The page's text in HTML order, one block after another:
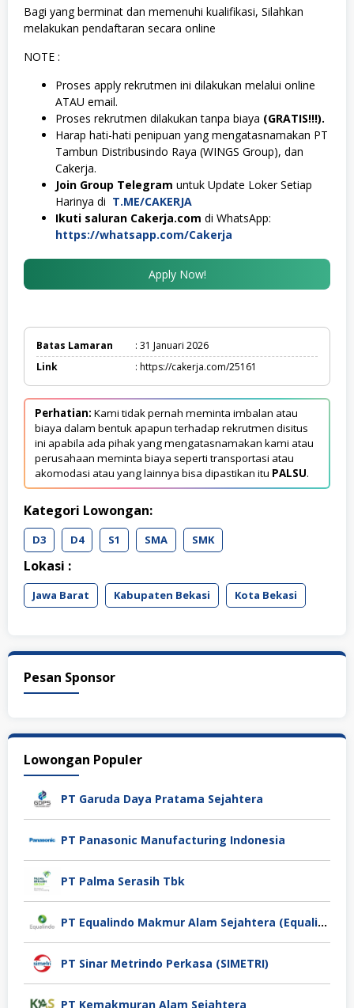
Bagi yang berminat dan memenuhi kualifikasi, Silahkan
melakukan pendaftaran secara online
NOTE :
Proses apply rekrutmen ini dilakukan melalui online
ATAU email.
Proses rekrutmen dilakukan tanpa biaya (GRATIS!!!).
Harap hati-hati penipuan yang mengatasnamakan PT
Tambun Distribusindo Raya (WINGS Group), dan
Cakerja.
Join Group Telegram untuk Update Loker Setiap
Harinya di T.ME/CAKERJA
Ikuti saluran Cakerja.com di WhatsApp:
https://whatsapp.com/Cakerja
Apply Now!
Batas Lamaran
: 31 Januari 2026
Link
: https://cakerja.com/25161
Perhatian: Kami tidak pernah meminta imbalan atau
biaya dalam bentuk apapun terhadap rekrutmen disitus
ini apabila ada pihak yang mengatasnamakan kami atau
perusahaan meminta biaya seperti transportasi atau
akomodasi atau yang lainnya bisa dipastikan itu PALSU.
Kategori Lowongan:
D3 D4 S1 SMA SMK
Lokasi :
Jawa Barat Kabupaten Bekasi Kota Bekasi
Pesan Sponsor
Lowongan Populer
PT Garuda Daya Pratama Sejahtera
PT Panasonic Manufacturing Indonesia
PT Palma Serasih Tbk
PT Equalindo Makmur Alam Sejahtera (Equalindo Group)
PT Sinar Metrindo Perkasa (SIMETRI)
PT Kemakmuran Alam Sejahtera